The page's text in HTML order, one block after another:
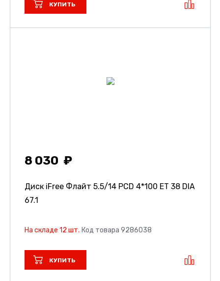
КУПИТЬ
8 030
Диск iFree Флайт 5.5/14 PCD 4*100 ET 38 DIA
67.1
На складе 12 шт. Код товара 9286038
КУПИТЬ